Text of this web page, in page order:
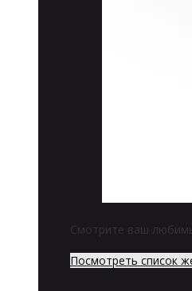
Смотрите ваш
Посмотреть список